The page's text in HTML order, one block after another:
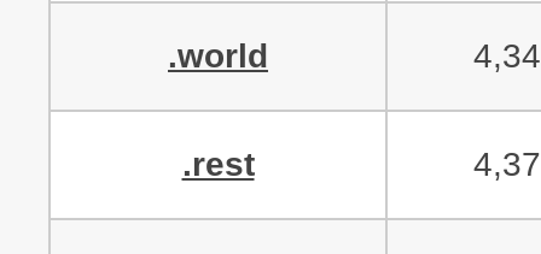
.world
.rest